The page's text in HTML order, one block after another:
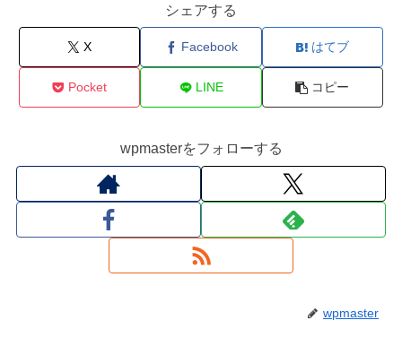
シェアする
X Facebook はてブ
Pocket LINE コピー
wpmasterをフォローする
wpmaster